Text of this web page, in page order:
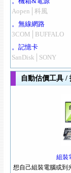
Aopen│科風
。無線網路
3COM│BUFFALO
。記憶卡
SanDisk│SONY
自動估價工具 /
組裝
想自己組裝電腦或到